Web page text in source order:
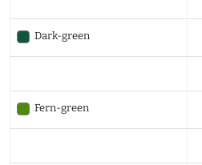
Dark-green
Fern-green